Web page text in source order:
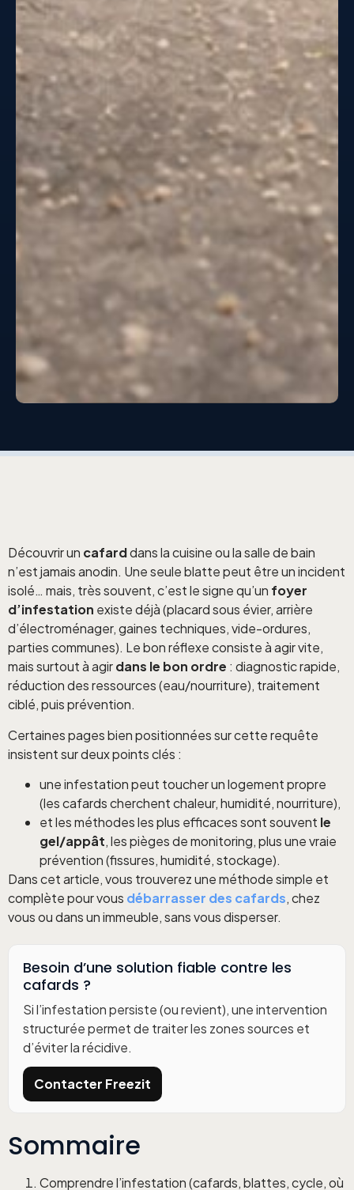
Découvrir un cafarddans la cuisine ou la salle de bain
n’est jamais anodin. Une seule blatte peut être un incident
isolé… mais, très souvent, c’est le signe qu’un foyer
d’infestation existe déjà (placard sous évier, arrière
d’électroménager, gaines techniques, vide-ordures,
parties communes). Le bon réflexe consiste à agir vite,
mais surtout à agirdans le bon ordre : diagnostic rapide,
réduction des ressources (eau/nourriture), traitement
ciblé, puis prévention.
Certaines pages bien positionnées sur cette requête
insistent sur deux points clés :
une infestation peut toucher un logement propre
(les cafards cherchent chaleur, humidité, nourriture),
et les méthodes les plus efficaces sont souvent le
gel/appât, les pièges de monitoring, plus une vraie
prévention (fissures, humidité, stockage).
Dans cet article, vous trouverez une méthode simple et
complète pour vous débarrasser des cafards, chez
vous ou dans un immeuble, sans vous disperser.
Besoin d’une solution fiable contre les
cafards ?
Si l’infestation persiste (ou revient), une intervention
structurée permet de traiter les zones sources et
d’éviter la récidive.
Contacter Freezit
Sommaire
Comprendre l’infestation (cafards, blattes, cycle, où